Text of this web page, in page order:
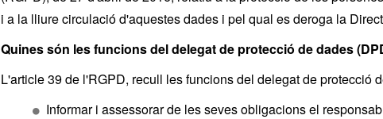
i a la lliure circulació d'aquestes dades i pel qual es deroga la
Quines són les funcions del delegat de protecció de dades
L'article 39 de l'RGPD, recull les funcions del delegat de protecció
Informar i assessorar de les seves obligacions el